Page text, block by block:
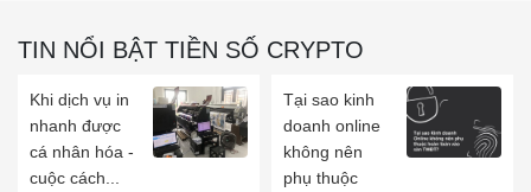
TIN NỔI BẬT TIỀN SỐ CRYPTO
Khi dịch vụ in
nhanh được
cá nhân hóa -
cuộc cách...
Tại sao kinh
doanh online
không nên
phụ thuộc